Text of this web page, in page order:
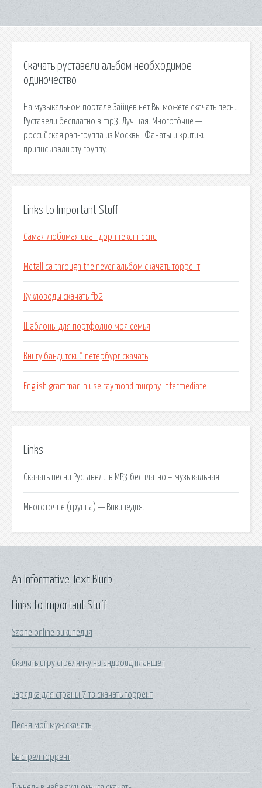
Скачать руставели альбом необходимое
одиночество
На музыкальном портале Зайцев.нет Вы можете скачать песни
Руставели бесплатно в mp3. Лучшая. Многото́чие —
российская рэп-группа из Москвы. Фанаты и критики
приписывали эту группу.
Links to Important Stuff
Самая любимая иван дорн текст песни
Metallica through the never альбом скачать торрент
Кукловоды скачать fb2
Шаблоны для портфолио моя семья
Книгу бандитский петербург скачать
English grammar in use raymond murphy intermediate
Links
Скачать песни Руставели в MP3 бесплатно – музыкальная.
Многоточие (группа) — Википедия.
Links to Important Stuff
Szone online википедия
Скачать игру стрелялку на андроид планшет
Зарядка для страны 7 тв скачать торрент
Песня мой муж скачать
Выстрел торрент
An Informative Text Blurb